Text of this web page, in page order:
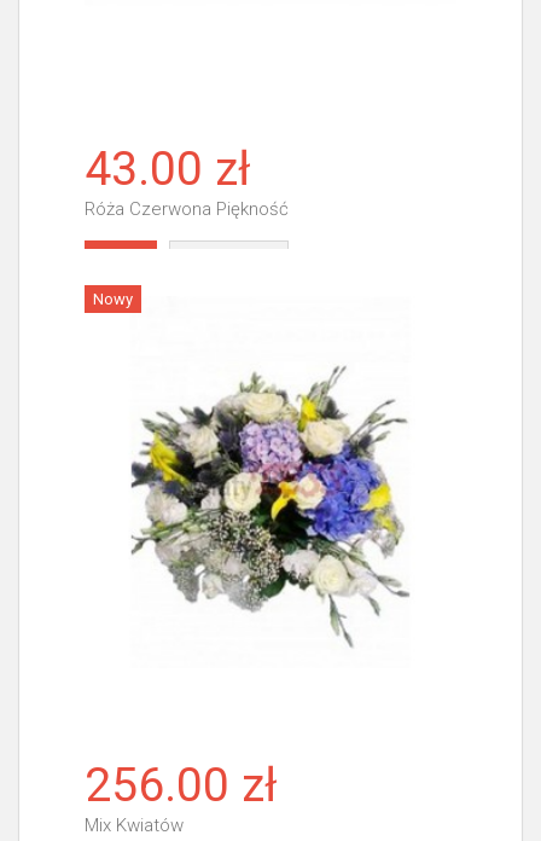
43.00 zł
Róża Czerwona Piękność
Nowy
256.00 zł
Mix Kwiatów